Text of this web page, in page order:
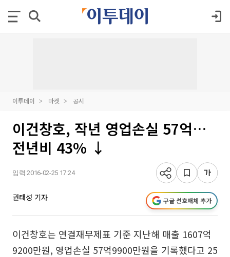
이투데이 마켓 공시
이건창호, 작년 영업손실 57억…
전년비 43% ↓
입력 2016-02-25 17:24
권태성 기자 구글 선호매체 추가
이건창호는 연결재무제표 기준 지난해 매출 1607억
9200만원, 영업손실 57억9900만원을 기록했다고 25